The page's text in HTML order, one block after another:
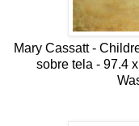
Mary Cassatt -
sobre tela - 97.4